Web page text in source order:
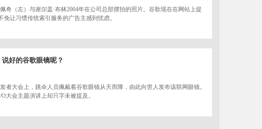
奇（左）与谢尔盖·布林2004年在公司总部摆拍的照片。谷歌现在在网站上提
免让习惯传统索引服务的广告主感到忧虑。
好的谷歌眼镜呢？
者大会上，跳伞人员佩戴着谷歌眼镜从天而降，由此向世人发布该联网眼镜。
大会主题演讲上却只字未被提及。